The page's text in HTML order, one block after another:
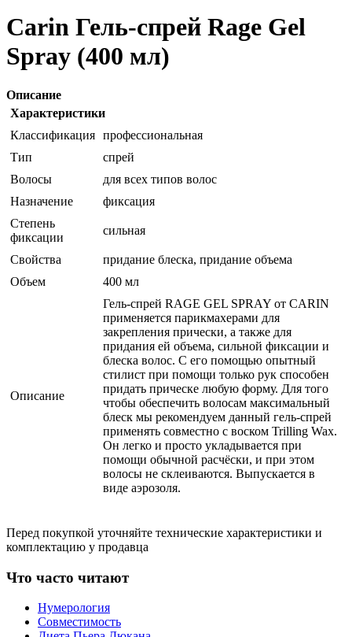
Carin Гель-спрей Rage Gel
Spray (400 мл)
Описание
Характеристики
Классификация профессиональная
Тип
спрей
Волосы
для всех типов волос
Назначение
фиксация
Степень
фиксации
сильная
Свойства
придание блеска, придание объема
Объем
400 мл
Описание
Гель-спрей RAGE GEL SPRAY от CARIN
применяется парикмахерами для
закрепления прически, а также для
придания ей объема, сильной фиксации и
блеска волос. С его помощью опытный
стилист при помощи только рук способен
придать прическе любую форму. Для того
чтобы обеспечить волосам максимальный
блеск мы рекомендуем данный гель-спрей
применять совместно с воском Trilling Wax.
Он легко и просто укладывается при
помощи обычной расчёски, и при этом
волосы не склеиваются. Выпускается в
виде аэрозоля.
Перед покупкой уточняйте технические характеристики и
комплектацию у продавца
Что часто читают
Нумерология
Совместимость